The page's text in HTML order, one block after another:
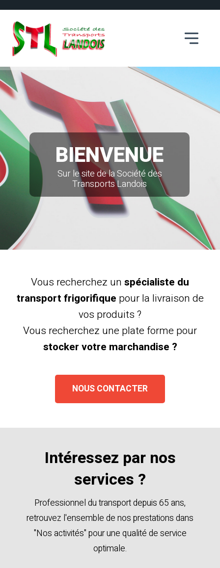
BIENVENUE
Sur le site de la Société des
Transports Landois
Vous recherchez unspécialiste du
transport frigorifique pour la livraison de
vos produits ?
Vous recherchez une plate forme pour
stocker votre marchandise ?
NOUS CONTACTER
Intéressez par nos
services ?
Professionnel du transport depuis 65 ans,
retrouvez l'ensemble de nos prestations dans
"Nos activités" pour une qualité de service
optimale.